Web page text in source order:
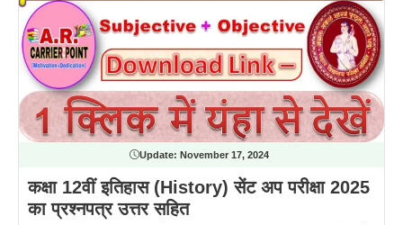
Update: November 17, 2024
कक्षा 12वीं इतिहास (History) सेंट अप परीक्षा 2025
का प्रश्नपत्र उत्तर सहित